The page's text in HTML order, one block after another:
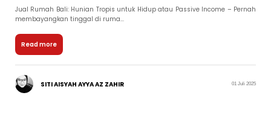
Jual Rumah Bali: Hunian Tropis untuk Hidup atau Passive Income – Pernah
membayangkan tinggal di ruma...
Read more
SITI AISYAH AYYA AZ ZAHIR 01 Juli 2025